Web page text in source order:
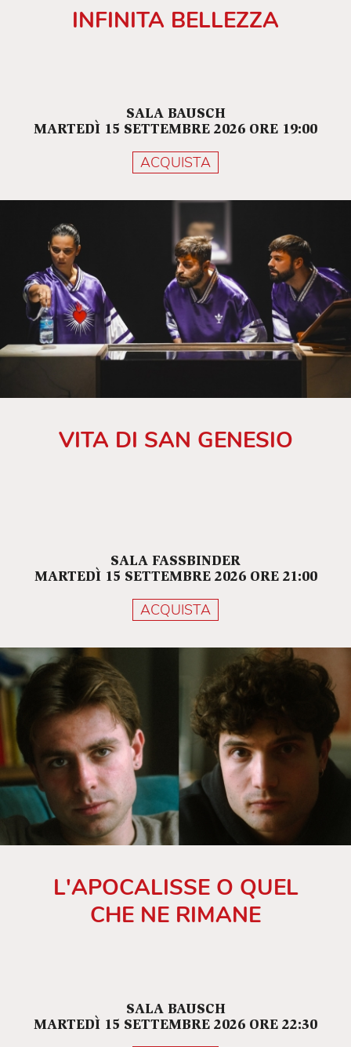
INFINITA BELLEZZA
SALA BAUSCH
MARTEDÌ 15 SETTEMBRE 2026 ORE 19:00
ACQUISTA
VITA DI SAN GENESIO
SALA FASSBINDER
MARTEDÌ 15 SETTEMBRE 2026 ORE 21:00
ACQUISTA
L'APOCALISSE O QUEL
CHE NE RIMANE
SALA BAUSCH
MARTEDÌ 15 SETTEMBRE 2026 ORE 22:30